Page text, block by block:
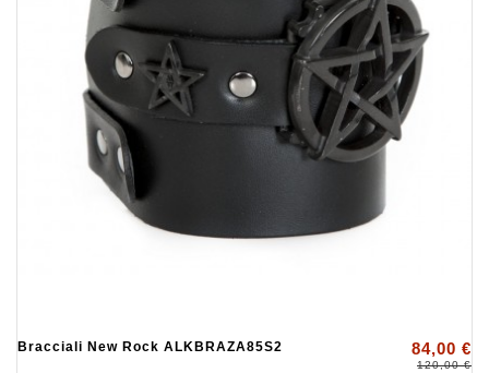
Bracciali New Rock ALKBRAZA85S2 84,00 €
120,00 €